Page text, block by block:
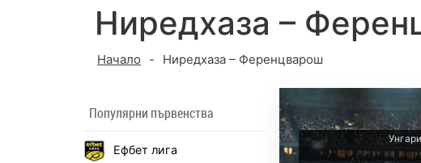
Ниредхаза –
Начало - Ниредхаза – Ференцварош
Популярни първенства
Ефбет лига